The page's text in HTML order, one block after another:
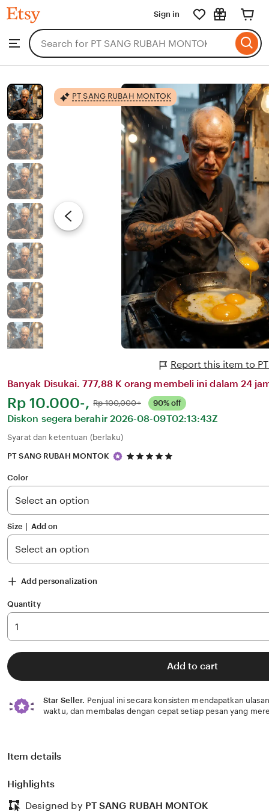
PT
SANG
RUBAH
MONTOK
Browse
Search
for
items
shops
Sign in
PT SANG RUBAH MONTOK
Report this item to PT
Banyak Disukai. 777,88 K orang membeli ini dalam 24
Harga:
Rp 10.000-, Normal:
Rp 100,000+ 90% off
Diskon segera berahir 2026-08-09T02:13:43Z
Syarat dan ketentuan (berlaku)
PT SANG RUBAH MONTOK
5
5
Color
Size ∣ Add on
Add personalization
Quantity
Add to cart
Star Seller. Penjual ini secara konsisten mendapatkan
waktu, dan membalas dengan cepat setiap pesan yang
Item details
Highlights
Designed by PT SANG RUBAH MONTOK